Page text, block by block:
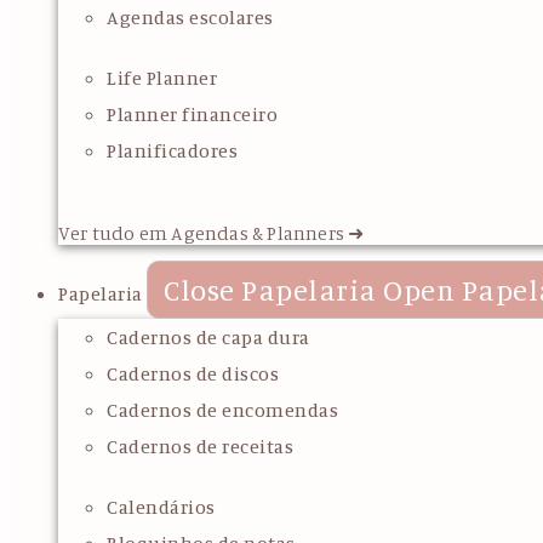
Agendas escolares
Life Planner
Planner financeiro
Planificadores
Ver tudo em Agendas & Planners ➜
Papelaria Close Papelaria Open
Cadernos de capa dura
Cadernos de discos
Cadernos de encomendas
Cadernos de receitas
Calendários